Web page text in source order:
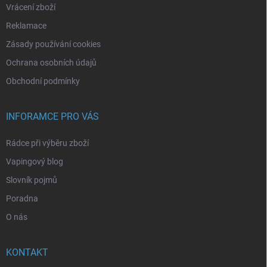
Vrácení zboží
Reklamace
Zásady používání cookies
Ochrana osobních údajů
Obchodní podmínky
INFORAMCE PRO VÁS
Rádce při výběru zboží
Vapingový blog
Slovník pojmů
Poradna
O nás
KONTAKT